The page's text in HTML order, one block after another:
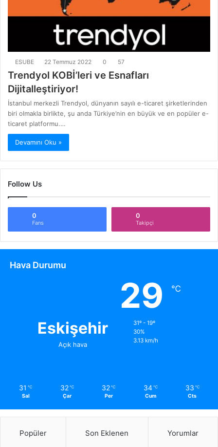
ESUBE 22 Temmuz 2022 0 57
Trendyol KOBİ’leri ve Esnafları
Dijitalleştiriyor!
İstanbul merkezli Trendyol, dünyanın sayılı e-ticaret şirketlerinden
biri olmakla birlikte, şu anda Türkiye’nin en büyük ve en popüler e-
ticaret platformu.…
Devamını Oku »
Follow Us
0
Fans
0
Takipçi
Hava Durumu
Eskişehir
Açık hava
29 ℃
31º - 19º
30%
3.13 km/h
31 ℃
Sal
32 ℃
Çar
32 ℃
Per
34 ℃
Cum
33 ℃
Cts
Popüler Son Eklenen Yorumlar